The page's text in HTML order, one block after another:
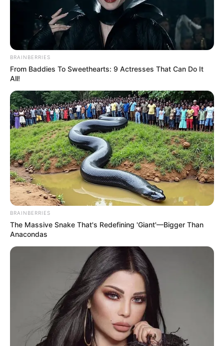
Anna Nystrom
0
fans love
VOTE
Tanggal Lahir:
19 Juni1992
Tempat Lahir:
Stockholm,Swedia
Umur:
34 Tahun
Profesi:
Fitness Personality,Model,
Selebgram
Anna Nystrom adalah seorang model, fitness personality dan
selebgram yang berasal dari Stockholm, Swedia.
Namanya populer sebagai influencer yang membagikan foto-foto
BRAINBERRIES
From Baddies To Sweethearts: 9 Actresses That Can Do It
All!
BRAINBERRIES
The Massive Snake That's Redefining 'Giant'—Bigger Than
Anacondas